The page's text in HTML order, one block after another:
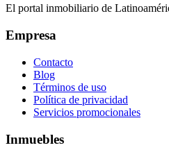
El portal inmobiliario de
Empresa
Contacto
Blog
Términos de uso
Política de privacidad
Servicios promocionales
Inmuebles